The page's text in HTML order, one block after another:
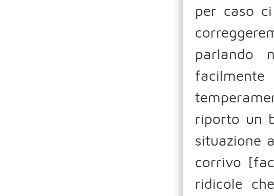
per caso
parlando
facilmente
riporto un
situazione
corrivo
ridicole